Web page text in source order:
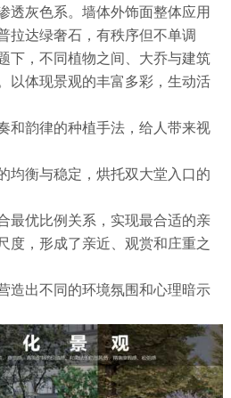
透灰色系。墙体外饰面整体应用
拉达绿奢石，有秩序但不单调
下，不同植物之间、大乔与建筑
以体现景观的丰富多彩，生动活
和韵律的种植手法，给人带来视
均衡与稳定，烘托双大堂入口的
最优比例关系，实现最合适的亲
度，形成了亲近、观赏和庄重之
造出不同的环境氛围和心理暗示